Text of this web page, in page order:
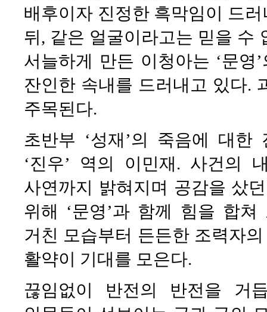
배후이자 진정한 흑막임이 드
뒤, 같은 얼굴이라고는 믿을 수
서늘하게 만든 이청아는 ‘문
잔인한 속내를 드러내고 있다.
주목된다.
초반부 ‘성재’의 죽음에 대
‘진우’ 역의 이민재. 사건의
사연까지 밝혀지며 공감을 샀
위해 ‘문영’과 함께 힘을 합
거친 모습부터 든든한 조력자
활약이 기대를 모은다.
끊임없이 반전의 반전을 거